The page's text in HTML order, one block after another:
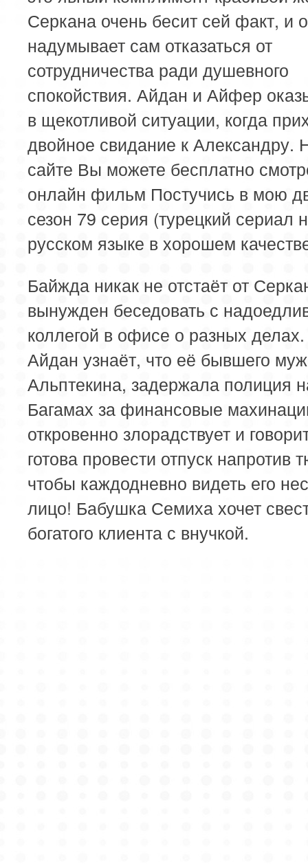
Серкана очень бесит сей факт, и
надумывает сам отказаться от
сотрудничества ради душевного
спокойствия. Айдан и Айфер
в щекотливой ситуации, когда
двойное свидание к
сайте Вы можете бесплатно
онлайн фильм Постучись в мою
сезон 79 серия (турецкий сериал
русском языке в хорошем
Байжда никак не отстаёт от
вынужден беседовать с
коллегой в офисе о разных
Айдан узнаёт, что её бывшего
Альптекина, задержала полиция
Багамах за финансовые
откровенно злорадствует и
готова провести отпуск напротив
чтобы каждодневно видеть его
лицо! Бабушка Семиха хочет
богатого клиента с внучкой.